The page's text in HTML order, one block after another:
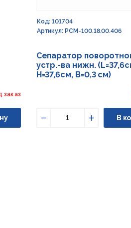
заказ
Код: 101704
Артикул: РСМ-100.18.00.406
Сепаратор
устр.-ва нижн.
H=37,6см, В=0,3 см)
Увеличить
В